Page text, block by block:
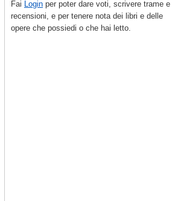
Fai Login per poter dare voti, scrivere trame e
recensioni, e per tenere nota dei libri e delle
opere che possiedi o che hai letto.